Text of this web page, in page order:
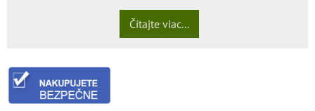
Čítajte viac...